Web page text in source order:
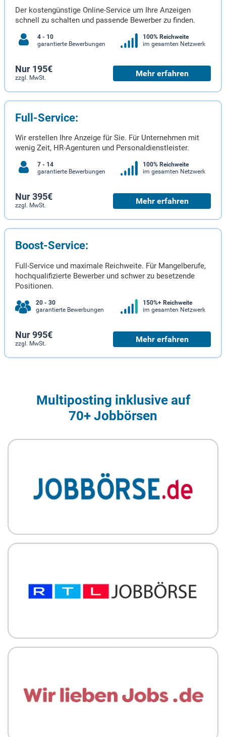
Der kostengünstige Online-Service um Ihre Anzeigen
schnell zu schalten und passende Bewerber zu finden.
4 - 10
garantierte Bewerbungen
100% Reichweite
im gesamten Netzwerk
Nur 195€
zzgl. MwSt. Mehr erfahren
Full-Service:
Wir erstellen Ihre Anzeige für Sie. Für Unternehmen mit
wenig Zeit, HR-Agenturen und Personaldienstleister.
7 - 14
garantierte Bewerbungen
100% Reichweite
im gesamten Netzwerk
Nur 395€
zzgl. MwSt. Mehr erfahren
Boost-Service:
Full-Service und maximale Reichweite. Für Mangelberufe,
hochqualifizierte Bewerber und schwer zu besetzende
Positionen.
20 - 30
garantierte Bewerbungen
150%+ Reichweite
im gesamten Netzwerk
Nur 995€
zzgl. MwSt. Mehr erfahren
Multiposting inklusive auf
70+ Jobbörsen